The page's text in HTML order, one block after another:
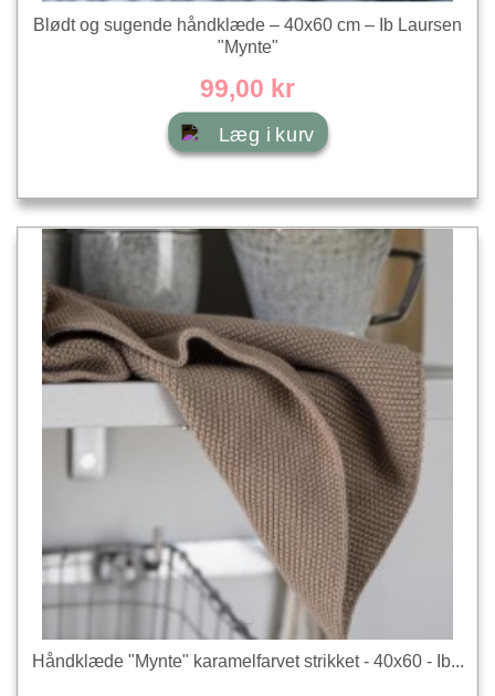
Blødt og sugende håndklæde – 40x60 cm – Ib Laursen
"Mynte"
99,00 kr
Læg i kurv
Håndklæde "Mynte" karamelfarvet strikket - 40x60 - Ib...